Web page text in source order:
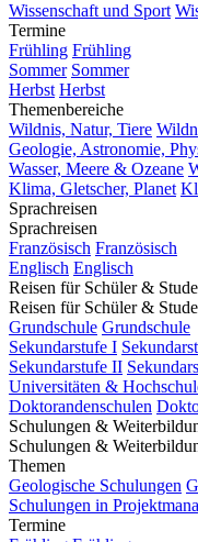
Wissenschaft und Sport
Termine
Frühling Frühling
Sommer Sommer
Herbst Herbst
Themenbereiche
Wildnis, Natur, Tiere
Geologie, Astronomie,
Wasser, Meere & Ozeane
Klima, Gletscher, Planet
Sprachreisen
Sprachreisen
Französisch Französisch
Englisch Englisch
Reisen für Schüler &
Reisen für Schüler &
Grundschule Grundschule
Sekundarstufe I
Sekundarstufe II
Universitäten &
Doktorandenschulen
Schulungen &
Schulungen &
Themen
Geologische Schulungen
Schulungen in
Termine